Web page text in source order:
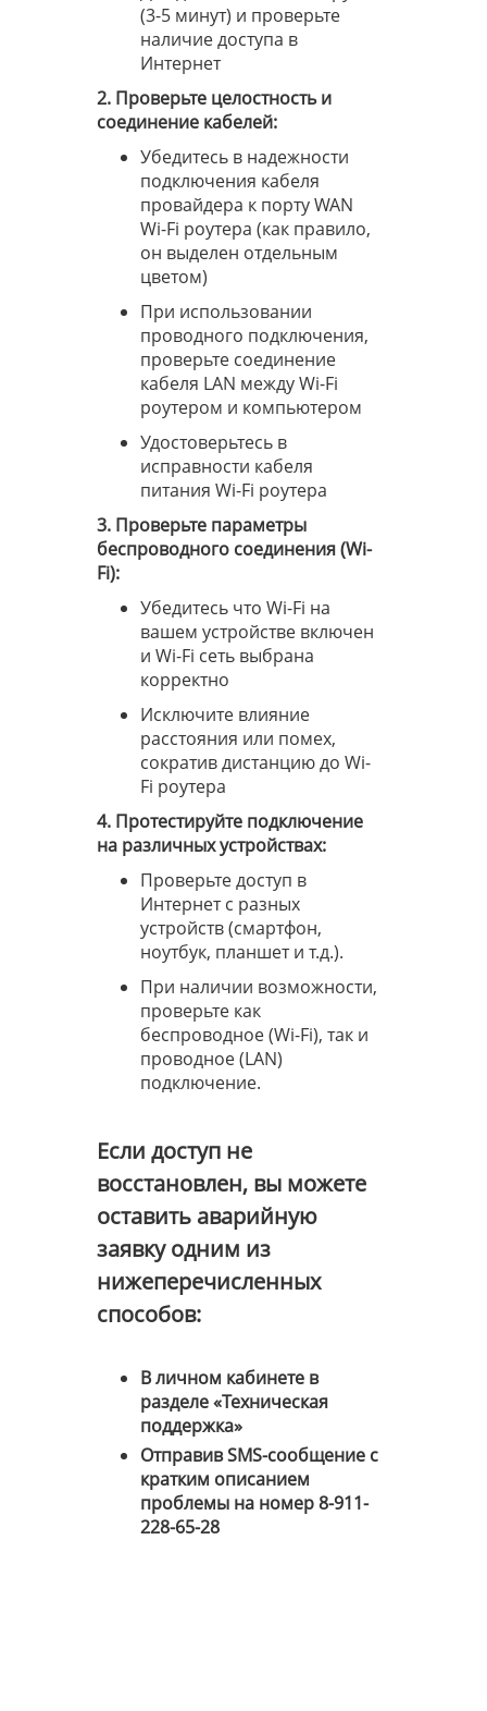
(3-5 минут) и проверьте
наличие доступа в
Интернет
2. Проверьте целостность и
соединение кабелей:
Убедитесь в надежности
подключения кабеля
провайдера к портуWAN
Wi-Fi роутера (как правило,
он выделен отдельным
цветом)
При использовании
проводного подключения,
проверьте соединение
кабеля LAN между Wi-Fi
роутером и компьютером
Удостоверьтесь в
исправности кабеля
питания Wi-Fi роутера
3. Проверьте параметры
беспроводного соединения (Wi-
Fi):
Убедитесь что Wi-Fi на
вашем устройстве включен
и Wi-Fi сеть выбрана
корректно
Исключите влияние
расстояния или помех,
сократив дистанцию до Wi-
Fi роутера
4. Протестируйте подключение
на различных устройствах:
Проверьте доступ в
Интернет с разных
устройств (смартфон,
ноутбук, планшет и т.д.).
При наличии возможности,
проверьте как
беспроводное (Wi-Fi), так и
проводное (LAN)
подключение.
Если доступ не
восстановлен, вы можете
оставить аварийную
заявку одним из
нижеперечисленных
способов:
В личном кабинете в
разделе «Техническая
поддержка»
Отправив SMS-сообщение с
кратким описанием
проблемы на номер8-911-
228-65-28